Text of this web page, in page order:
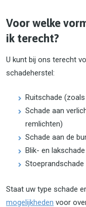
Voor welke
ik terecht?
U kunt bij ons terecht
schadeherstel:
Ruitschade
Schade aan
remlichten)
Schade aan de
Blik- en lakschade
Stoeprandschade
Staat uw type schade
mogelijkheden voor